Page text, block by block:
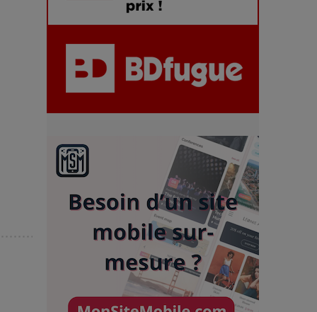
: un désastre écologique en
chiffres
7 Techniques Secrètes des
Photographes de Stars
Adieu Jean-Pat : rire au bord
du précipice
Pharaonic Festival 2025 : 10
ans d’électro sous les
montagnes, une fête à ne pas
manquer